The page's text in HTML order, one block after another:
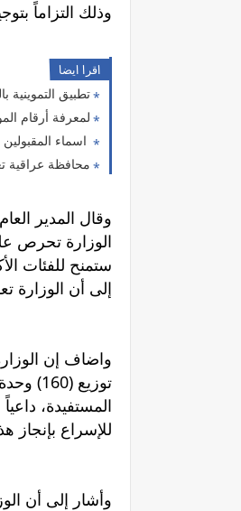
وذلك التزاماً
اقرا ايضا
تطبيق التموينية
لمعرفة أرقام
اسماء
محافظة عراقية
وقال المدير
الوزارة تحرص
ستمنح للفئات
إلى أن الوزارة تعمل على تخصيص
واضاف إن
توزيع
المستفيدة،
للإسراع بإنجاز
وأشار إلى أن